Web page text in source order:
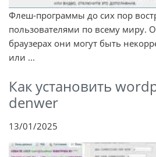
Флеш-программы до сих пор
пользователями по всему миру.
браузерах они могут быть
или ...
Как установить
denwer
13/01/2025